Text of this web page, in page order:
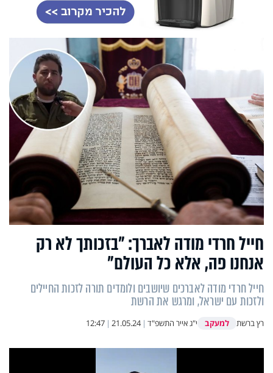
חייל חרדי מודה לאברך: "בזכותך לא רק
אנחנו פה, אלא כל העולם"
חייל חרדי מודה לאברכים שיושבים ולומדים תורה לזכות החיילים
ולזכות עם ישראל, ומרגש את הרשת
רץ ברשת למעקב י"ג אייר התשפ"ד |
21.05.24
|
12:47